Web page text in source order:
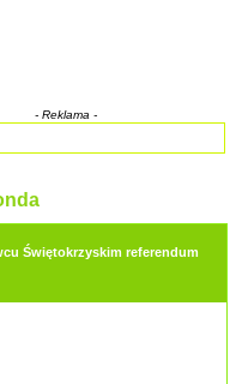
- Reklama -
Świętokrzyskim referendum